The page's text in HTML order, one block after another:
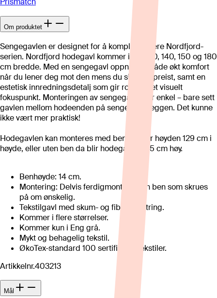
Om produktet
Sengegavlen er designet for å komplementere Nordfjord-
serien. Nordfjord hodegavl kommer i 90, 120, 140, 150 og 180
cm bredde. Med en sengegavl oppnår du både økt komfort
når du lener deg mot den mens du sitter oppreist, samt en
estetisk innredningsdetalj som gir rommet et visuelt
fokuspunkt. Monteringen av sengegavlen er enkel – bare sett
gavlen mellom hodeenden på sengen og veggen. Det kunne
ikke vært mer praktisk!
Hodegavlen kan monteres med ben, da blir høyden 129 cm i
høyde, eller uten ben da blir hodegavlen 115 cm høy.
Benhøyde: 14 cm.
Montering: Delvis ferdigmontert. Kun ben som skrues
på om ønskelig.
Tekstilgavl med skum- og fiber-polstring.
Kommer i flere størrelser.
Kommer kun i Eng grå.
Mykt og behagelig tekstil.
ØkoTex-standard 100 sertifiserte tekstiler.
Artikkelnr.403213
Mål